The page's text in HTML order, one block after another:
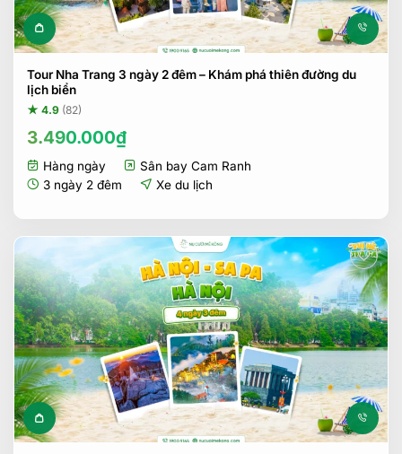
Tour Nha Trang 3 ngày 2 đêm – Khám phá thiên đường du
lịch biển
★ 4.9 (82)
3.490.000₫
Hàng ngày
Sân bay Cam Ranh
3 ngày 2 đêm
Xe du lịch